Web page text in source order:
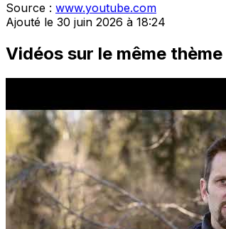
Source : www.youtube.com
Ajouté le 30 juin 2026 à 18:24
Vidéos sur le même thème